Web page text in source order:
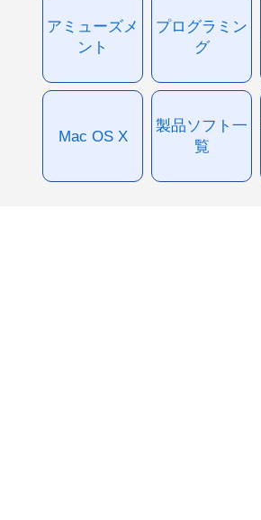
アミューズメ
ント
プログラミン
グ
Mac OS X
製品ソフト一
覧